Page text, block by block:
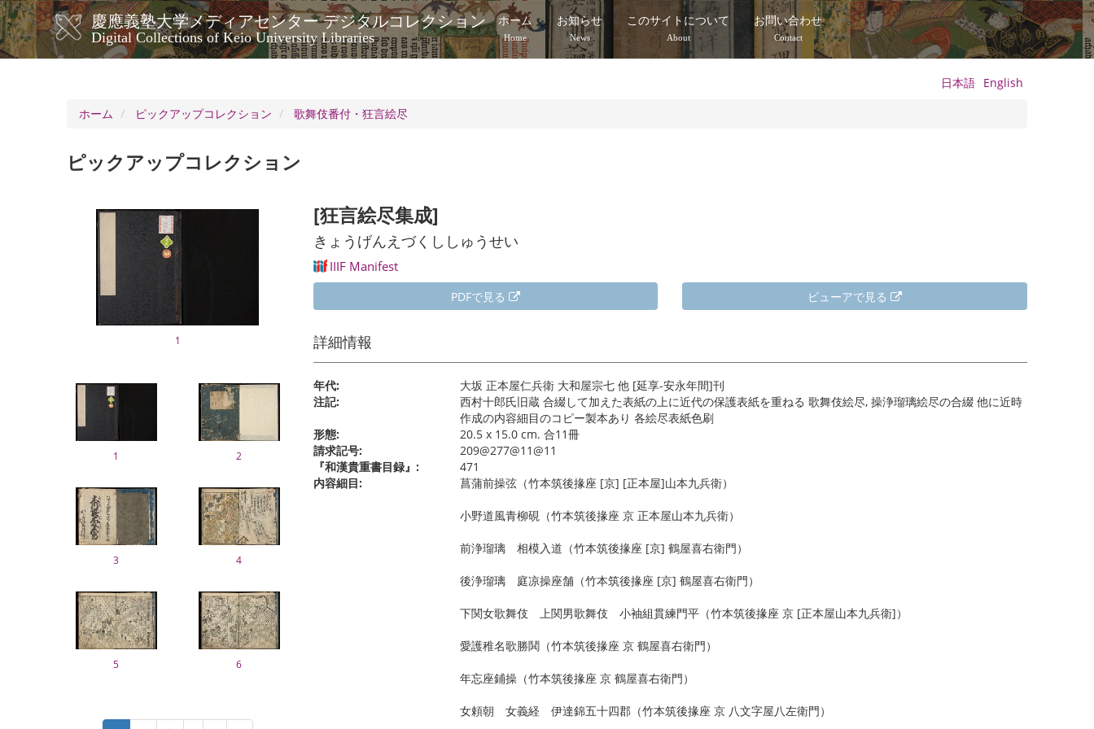
メ
イ
ン
コ
慶應義塾大学メディアセンター デジタルコレクション
Digital Collections of Keio University Libraries
メ
イ
ビ
ー
シ
ホーム
Home
お知らせ
News
このサイトについて
About
お問い合わせ
Contact
日本語 English
ホーム
ピックアップコレクション 歌舞伎番付・狂言絵尽
ピックアップコレクション
1
1 2
3 4
5 6
[狂言絵尽集成]
きょうげんえづくししゅうせい
IIIF Manifest
PDFで見る ビューアで見る
詳細情報
年代:
大坂 正本屋仁兵衛 大和屋宗七 他 [延享-安永年間]刊
注記:
西村十郎氏旧蔵 合綴して加えた表紙の上に近代の保護表紙を重ねる 歌舞伎絵尽, 操浄瑠璃絵尽の合綴 他に近時
作成の内容細目のコピー製本あり 各絵尽表紙色刷
形態:
20.5 x 15.0 cm. 合11冊
請求記号:
209@277@11@11
『和漢貴重書目録』:
471
内容細目:
菖蒲前操弦（竹本筑後掾座 [京] [正本屋]山本九兵衛）
小野道風青柳硯（竹本筑後掾座 京 正本屋山本九兵衛）
前浄瑠璃 相模入道（竹本筑後掾座 [京] 鶴屋喜右衛門）
後浄瑠璃 庭凉操座舗（竹本筑後掾座 [京] 鶴屋喜右衛門）
下関女歌舞伎 上関男歌舞伎 小袖組貫練門平（竹本筑後掾座 京 [正本屋山本九兵衛]）
愛護稚名歌勝鬨（竹本筑後掾座 京 鶴屋喜右衛門）
年忘座鋪操（竹本筑後掾座 京 鶴屋喜右衛門）
女頼朝 女義経 伊達錦五十四郡（竹本筑後掾座 京 八文字屋八左衛門）